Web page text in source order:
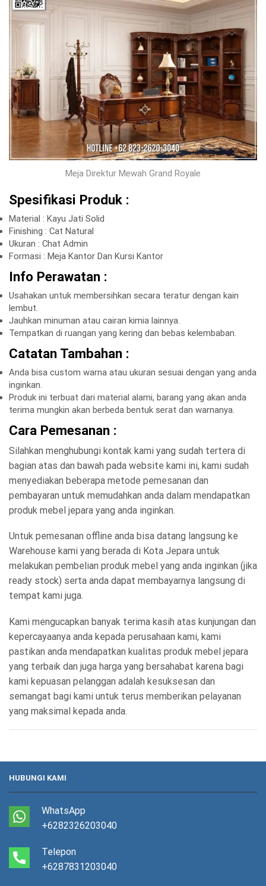
Meja Direktur Mewah Grand Royale
Spesifikasi Produk :
Material : Kayu Jati Solid
Finishing : Cat Natural
Ukuran : Chat Admin
Formasi : Meja Kantor Dan Kursi Kantor
Info Perawatan :
Usahakan untuk membersihkan secara teratur dengan kain
lembut.
Jauhkan minuman atau cairan kimia lainnya.
Tempatkan di ruangan yang kering dan bebas kelembaban.
Catatan Tambahan :
Anda bisa custom warna atau ukuran sesuai dengan yang anda
inginkan.
Produk ini terbuat dari material alami, barang yang akan anda
terima mungkin akan berbeda bentuk serat dan warnanya.
Cara Pemesanan :
Silahkan menghubungi kontak kami yang sudah tertera di
bagian atas dan bawah pada website kami ini, kami sudah
menyediakan beberapa metode pemesanan dan
pembayaran untuk memudahkan anda dalam mendapatkan
produk mebel jepara yang anda inginkan.
Untuk pemesanan offline anda bisa datang langsung ke
Warehouse kami yang berada di Kota Jepara untuk
melakukan pembelian produk mebel yang anda inginkan (jika
ready stock) serta anda dapat membayarnya langsung di
tempat kami juga.
Kami mengucapkan banyak terima kasih atas kunjungan dan
kepercayaanya anda kepada perusahaan kami, kami
pastikan anda mendapatkan kualitas produk mebel jepara
yang terbaik dan juga harga yang bersahabat karena bagi
kami kepuasan pelanggan adalah kesuksesan dan
semangat bagi kami untuk terus memberikan pelayanan
yang maksimal kepada anda.
HUBUNGI KAMI
WhatsApp
+6282326203040
Telepon
+6287831203040